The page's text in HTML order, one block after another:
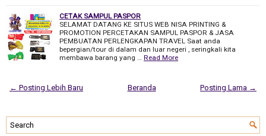
CETAK SAMPUL PASPOR
SELAMAT DATANG KE SITUS WEB NISA PRINTING &
PROMOTION PERCETAKAN SAMPUL PASPOR & JASA
PEMBUATAN PERLENGKAPAN TRAVEL Saat anda
bepergian/tour di dalam dan luar negeri , seringkali kita
membawa barang yang …
Read More
← Posting Lebih Baru Posting Lama →
Beranda